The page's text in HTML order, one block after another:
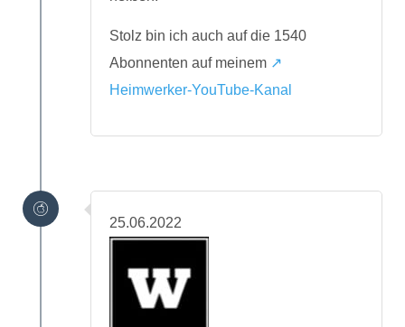
Stolz bin ich auch auf die 1540
Abonnenten auf meinem ↗️
Heimwerker-YouTube-Kanal
25.06.2022